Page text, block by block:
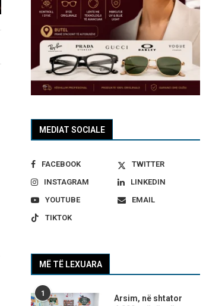
MEDIAT SOCIALE
FACEBOOK
TWITTER
INSTAGRAM
LINKEDIN
YOUTUBE
EMAIL
TIKTOK
MË TË LEXUARA
1
Arsim, në shtator